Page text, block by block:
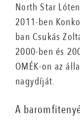
North Star
2011-ben
ban Csukás
2000-ben és
OMÉK-on az
nagydíját.
A